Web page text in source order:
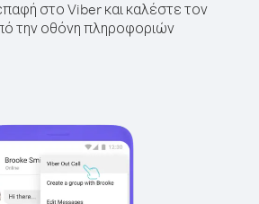
στο Viber και καλέστε τον
την οθόνη πληροφοριών